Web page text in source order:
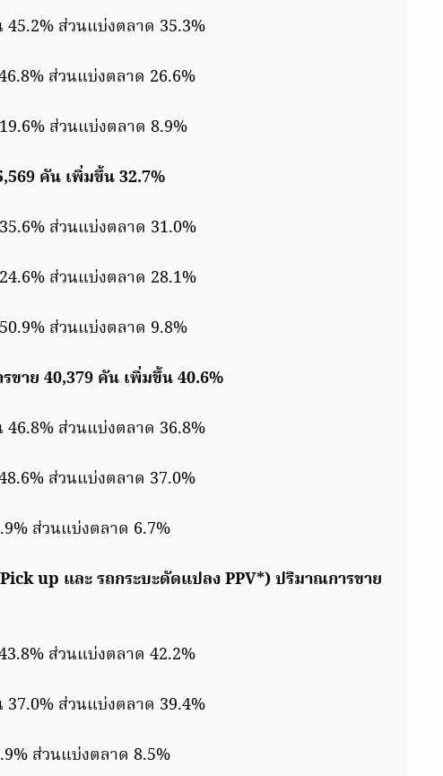
45.2% ส่วนแบ่งตลาด 35.3%
ส่วนแบ่งตลาด 26.6%
ส่วนแบ่งตลาด 8.9%
คัน เพิ่มขึ้น 32.7%
ส่วนแบ่งตลาด 31.0%
ส่วนแบ่งตลาด 28.1%
ส่วนแบ่งตลาด 9.8%
าย 40,379 คัน เพิ่มขึ้น 40.6%
46.8% ส่วนแบ่งตลาด 36.8%
ส่วนแบ่งตลาด 37.0%
ส่วนแบ่งตลาด 6.7%
up และ รถกระบะดัดแปลง PPV*) ปริมาณการขาย
ส่วนแบ่งตลาด 42.2%
37.0% ส่วนแบ่งตลาด 39.4%
ส่วนแบ่งตลาด 8.5%